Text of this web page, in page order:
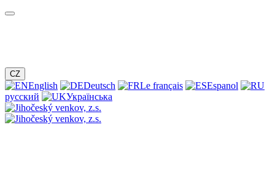
CZ
English Deutsch Le français
Espanol
русский
Українська